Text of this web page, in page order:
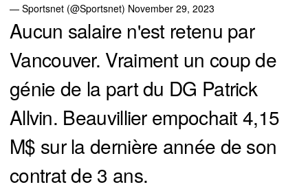
— Sportsnet (@Sportsnet) November 29, 2023
Aucun salaire n'est retenu par
Vancouver. Vraiment un coup de
génie de la part du DG Patrick
Allvin. Beauvillier empochait 4,15
M$ sur la dernière année de son
contrat de 3 ans.